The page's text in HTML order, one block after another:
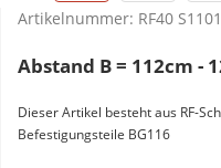
Artikelnummer: RF40
Abstand B = 112cm -
Dieser Artikel besteht aus RF-
Befestigungsteile BG116